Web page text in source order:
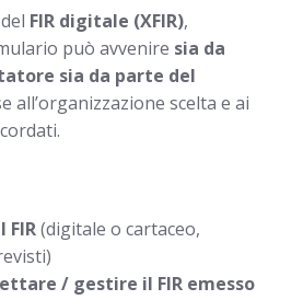
FIR digitale (XFIR),
può avvenire sia da
sia da parte del
all’organizzazione scelta e ai
(digitale o cartaceo,
/ gestire il FIR emesso